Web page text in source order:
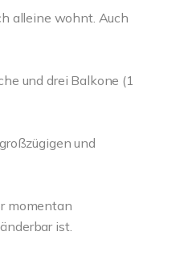
alleine wohnt. Auch
und drei Balkone (1
und
momentan
ist.